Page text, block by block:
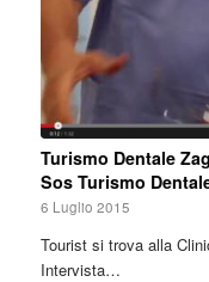
Turismo Dentale
Sos Turismo
6 Luglio 2015
Tourist si trova alla
Intervista…